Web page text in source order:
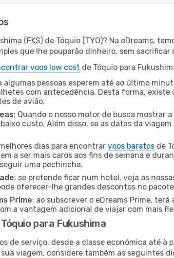
(FKS) de Tóquio (TYO)? Na eDreams,
que lhe pouparão dinheiro, sem
voos low cost de Tóquio para
algumas pessoas esperem até ao último
com antecedência. Desta forma,
de avião.
: Quando o nosso motor de busca mostrar
custo. Além disso, se as datas da
dias para encontrar voos baratos de
a ser mais caros aos fins de semana e
uma pechincha.
: se pretende ficar num hotel, veja as
oferecer-lhe grandes descontos no
Prime: ao subscrever o eDreams Prime,
a vantagem adicional de viajar com mais
para Fukushima
de serviço, desde a classe económica até
viagem, considere também as seguintes